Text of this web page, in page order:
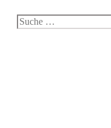
Suche